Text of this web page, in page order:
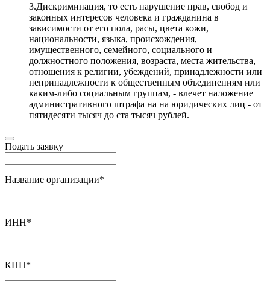
3.Дискриминация, то есть нарушение прав, свобод и
законных интересов человека и гражданина в
зависимости от его пола, расы, цвета кожи,
национальности, языка, происхождения,
имущественного, семейного, социального и
должностного положения, возраста, места жительства,
отношения к религии, убеждений, принадлежности или
непринадлежности к общественным объединениям или
каким-либо социальным группам, - влечет наложение
административного штрафа на на юридических лиц - от
пятидесяти тысяч до ста тысяч рублей.
Подать заявку
Название организации*
ИНН*
КПП*